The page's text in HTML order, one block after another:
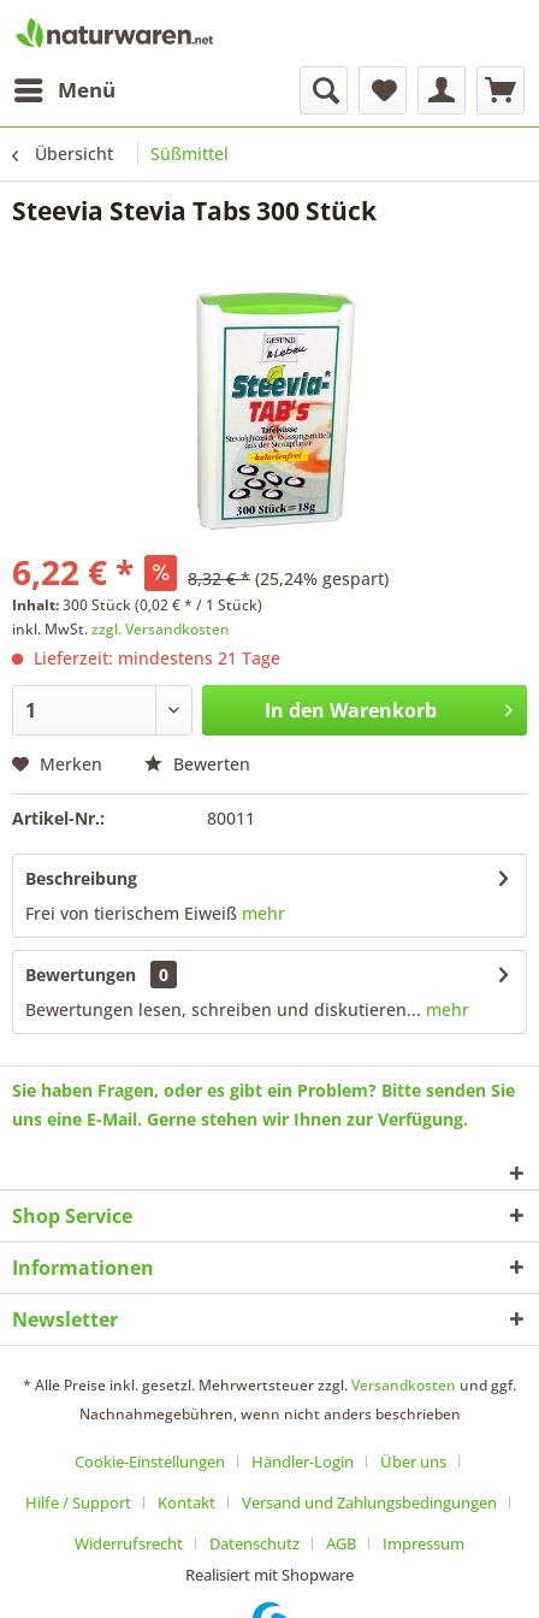
Menü
Übersicht Süßmittel
Steevia Stevia Tabs 300 Stück
6,22 € * 8,32 € * (25,24% gespart)
Inhalt:300 Stück (0,02 € * / 1 Stück)
inkl. MwSt.zzgl. Versandkosten
Lieferzeit: mindestens 21 Tage
In den Warenkorb
Merken Bewerten
Artikel-Nr.: 80011
Beschreibung
Frei von tierischem Eiweiß mehr
Bewertungen
0
Bewertungen lesen, schreiben und diskutieren... mehr
Sie haben Fragen, oder es gibt ein Problem? Bitte senden Sie
uns eine E-Mail. Gerne stehen wir Ihnen zur Verfügung.
Shop Service
Informationen
Newsletter
* Alle Preise inkl. gesetzl. Mehrwertsteuer zzgl.Versandkosten und ggf.
Nachnahmegebühren, wenn nicht anders beschrieben
Cookie-Einstellungen Händler-Login
Über uns
Hilfe / Support
Kontakt
Versand und Zahlungsbedingungen
Widerrufsrecht
Datenschutz AGB
Impressum
Realisiert mit Shopware